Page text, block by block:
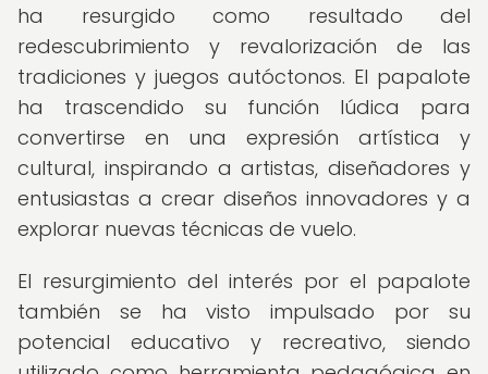
ha resurgido como resultado del
redescubrimiento y revalorización de las
tradiciones y juegos autóctonos. El papalote
ha trascendido su función lúdica para
convertirse en una expresión artística y
cultural, inspirando a artistas, diseñadores y
entusiastas a crear diseños innovadores y a
explorar nuevas técnicas de vuelo.
El resurgimiento del interés por el papalote
también se ha visto impulsado por su
potencial educativo y recreativo, siendo